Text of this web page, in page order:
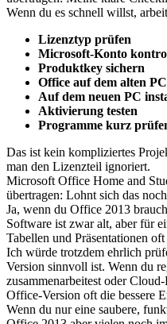
Wenn du es schnell willst,
Lizenztyp prüfen
Microsoft-Konto
Produktkey sichern
Office auf dem alten
Auf dem neuen PC
Aktivierung testen
Programme kurz
Das ist kein kompliziertes
man den Lizenzteil ignoriert.
Microsoft Office Home and
übertragen: Lohnt sich das
Ja, wenn du Office 2013
Software ist zwar alt, aber für
Tabellen und Präsentationen
Ich würde trotzdem ehrlich
Version sinnvoll ist. Wenn du
zusammenarbeitest oder
Office-Version oft die bessere
Wenn du nur eine saubere,